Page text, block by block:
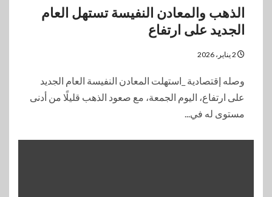
الذهب والمعادن النفيسة تستهل العام
الجديد على ارتفاع
وصله إقتصادية _استهلت المعادن النفيسة العام الجديد
على ارتفاع، اليوم الجمعة، مع صعود الذهب قليلًا من أدنى
مستوى له في...